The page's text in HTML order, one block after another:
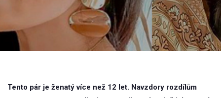
Tento pár je ženatý více než 12 let. Navzdory rozdílům